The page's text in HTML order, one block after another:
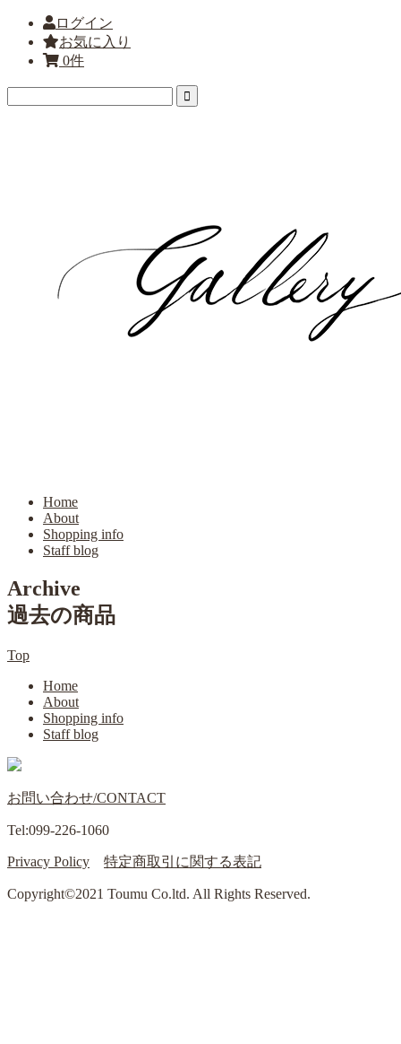
ログイン
お気に入り
0件
Home
About
Shopping info
Staff blog
Archive
過去の商品
Top
Home
About
Shopping info
Staff blog
お問い合わせ/CONTACT
Tel:099-226-1060
Privacy Policy 特定商取引に関する表記
Copyright©2021 Toumu Co.ltd. All Rights Reserved.